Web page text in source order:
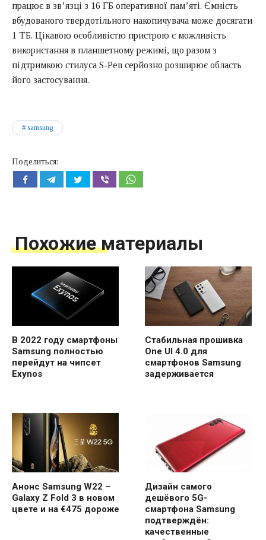
працює в зв’язці з 16 ГБ оперативної пам’яті. Ємність
вбудованого твердотільного накопичувача може досягати
1 ТБ. Цікавою особливістю пристрою є можливість
використання в планшетному режимі, що разом з
підтримкою стилуса S-Pen серйозно розширює область
його застосування.
samsung
Поделиться:
Похожие материалы
В 2022 году смартфоны
Samsung полностью
перейдут на чипсет
Exynos
Стабильная прошивка
One UI 4.0 для
смартфонов Samsung
задерживается
Анонс Samsung W22 –
Galaxy Z Fold 3 в новом
цвете и на €475 дороже
Дизайн самого
дешёвого 5G-
смартфона Samsung
подтверждён:
качественные